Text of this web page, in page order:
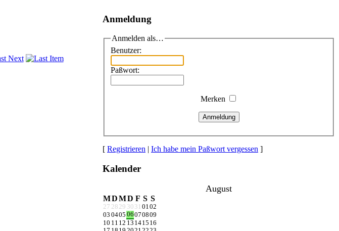
Anmeldung
Anmelden als…
Benutzer:
Paßwort:
Merken
Anmeldung
[ Registrieren | Ich habe mein Paßwort vergessen ]
Kalender
August
MDMD F S S
27 28 29 30 31 0102
03 0405 06070809
10 11 12 13 1415 16